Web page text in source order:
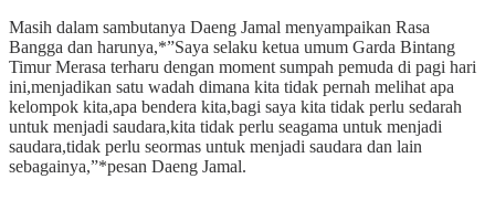
Masih dalam sambutanya Daeng Jamal menyampaikan Rasa
Bangga dan harunya,*”Saya selaku ketua umum Garda Bintang
Timur Merasa terharu dengan moment sumpah pemuda di pagi hari
ini,menjadikan satu wadah dimana kita tidak pernah melihat apa
kelompok kita,apa bendera kita,bagi saya kita tidak perlu sedarah
untuk menjadi saudara,kita tidak perlu seagama untuk menjadi
saudara,tidak perlu seormas untuk menjadi saudara dan lain
sebagainya,”*pesan Daeng Jamal.